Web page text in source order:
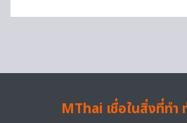
MThai เชื่อในสิ่งที่ทำ